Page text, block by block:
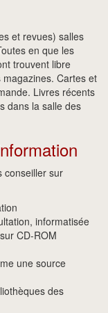
et revues) salles
en que les
trouvent libre
Cartes et
Livres récents
dans la salle des
conseiller sur
informatisée
CD-ROM
une source
des